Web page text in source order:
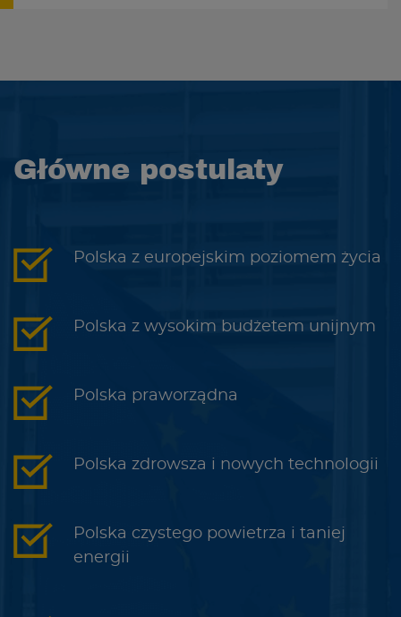
Główne postulaty
Polska z europejskim poziomem życia
Polska z wysokim budżetem unijnym
Polska praworządna
Polska zdrowsza i nowych technologii
Polska czystego powietrza i taniej
energii